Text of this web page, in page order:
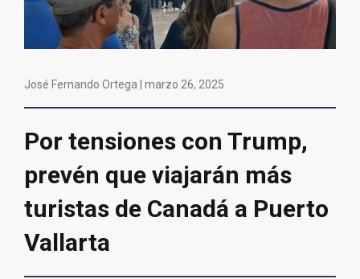
José Fernando Ortega | marzo 26, 2025
Por tensiones con Trump,
prevén que viajarán más
turistas de Canadá a Puerto
Vallarta